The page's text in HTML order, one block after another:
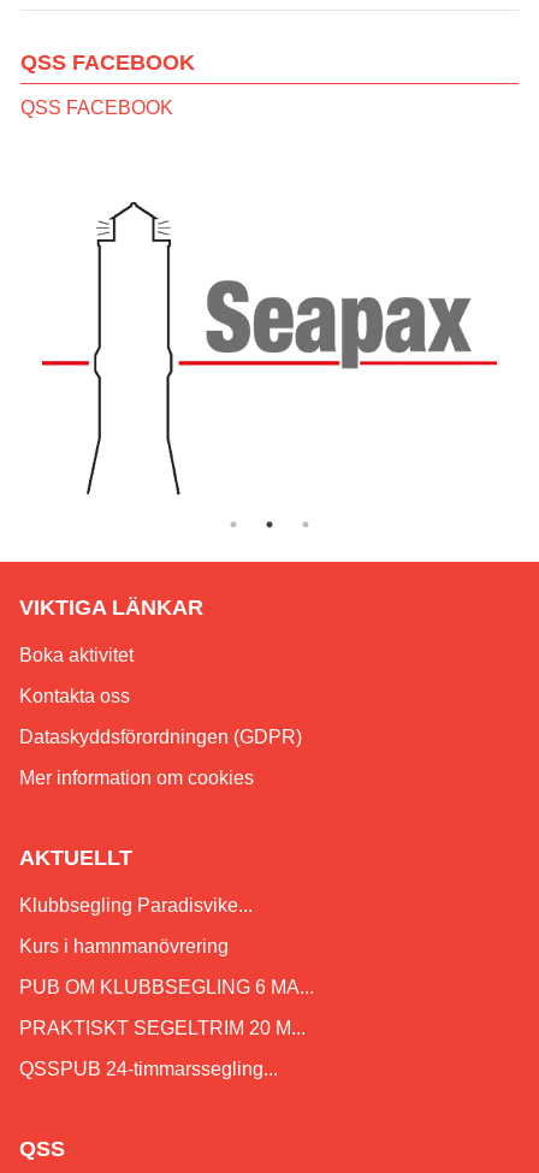
QSS FACEBOOK
QSS FACEBOOK
VIKTIGA LÄNKAR
Boka aktivitet
Kontakta oss
Dataskyddsförordningen (GDPR)
Mer information om cookies
AKTUELLT
Klubbsegling Paradisvike...
Kurs i hamnmanövrering
PUB OM KLUBBSEGLING 6 MA...
PRAKTISKT SEGELTRIM 20 M...
QSSPUB 24-timmarssegling...
QSS